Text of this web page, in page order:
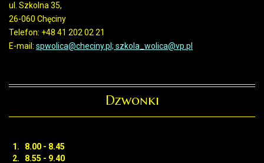
ul. Szkolna 35,
26-060 Chęciny
Telefon: +48 41 202 02 21
E-mail: spwolica@checiny.pl; szkola_wolica@vp.pl
Dzwonki
1. 8.00 - 8.45
2. 8.55 - 9.40